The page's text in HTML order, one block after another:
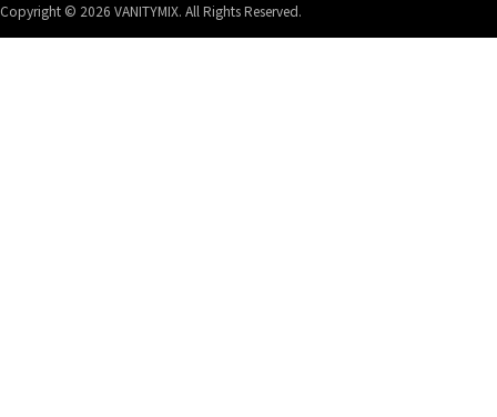
Copyright © 2026 VANITYMIX. All Rights Reserved.